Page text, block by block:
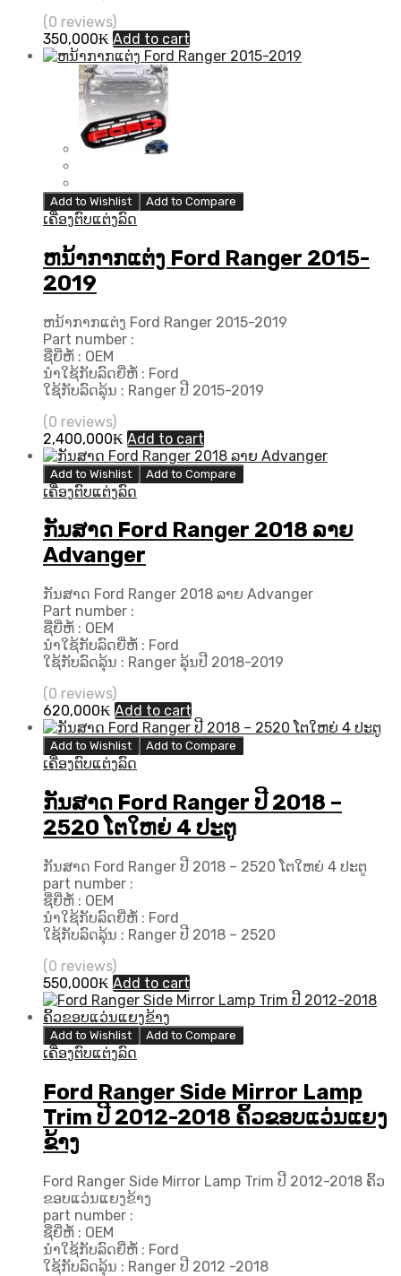
(0 reviews)
350,000₭ Add to cart
Add to Wishlist Add to Compare
ເຄື່ອງຕົບແຕ່ງລົດ
ຫນ້າກາກແຕ່ງ Ford Ranger 2015-
2019
ຫນ້າກາກແຕ່ງ Ford Ranger 2015-2019
Part number :
ຊື່ຍີ່ຫໍ້ : OEM
ນຳໃຊ້ກັບລົດຍີ່ຫໍ້ : Ford
ໃຊ້ກັບລົດລຸ້ນ : Ranger ປີ 2015-2019
(0 reviews)
2,400,000₭ Add to cart
Add to Wishlist Add to Compare
ເຄື່ອງຕົບແຕ່ງລົດ
ກັນສາດ Ford Ranger 2018 ລາຍ
Advanger
ກັນສາດ Ford Ranger 2018 ລາຍ Advanger
Part number :
ຊື່ຍີ່ຫໍ້ : OEM
ນຳໃຊ້ກັບລົດຍີ່ຫໍ້ : Ford
ໃຊ້ກັບລົດລຸ້ນ : Ranger ລຸ້ນປີ 2018-2019
(0 reviews)
620,000₭ Add to cart
Add to Wishlist Add to Compare
ເຄື່ອງຕົບແຕ່ງລົດ
ກັນສາດ Ford Ranger ປີ 2018 –
2520 ໂຕໃຫຍ່ 4 ປະຕູ
ກັນສາດ Ford Ranger ປີ 2018 – 2520 ໂຕໃຫຍ່ 4 ປະຕູ
part number :
ຊື່ຍີ່ຫໍ້ : OEM
ນຳໃຊ້ກັບລົດຍີ່ຫໍ້ : Ford
ໃຊ້ກັບລົດລຸ້ນ : Ranger ປີ 2018 – 2520
(0 reviews)
550,000₭ Add to cart
Add to Wishlist Add to Compare
ເຄື່ອງຕົບແຕ່ງລົດ
Ford Ranger Side Mirror Lamp
Trim ປີ 2012-2018 ຄິ້ວຂອບແວ່ນແຍງ
ຂ້າງ
Ford Ranger Side Mirror Lamp Trim ປີ 2012-2018 ຄິ້ວ
ຂອບແວ່ນແຍງຂ້າງ
part number :
ຊື່ຍີ່ຫໍ້ : OEM
ນຳໃຊ້ກັບລົດຍີ່ຫໍ້ : Ford
ໃຊ້ກັບລົດລຸ້ນ : Ranger ປີ 2012 -2018